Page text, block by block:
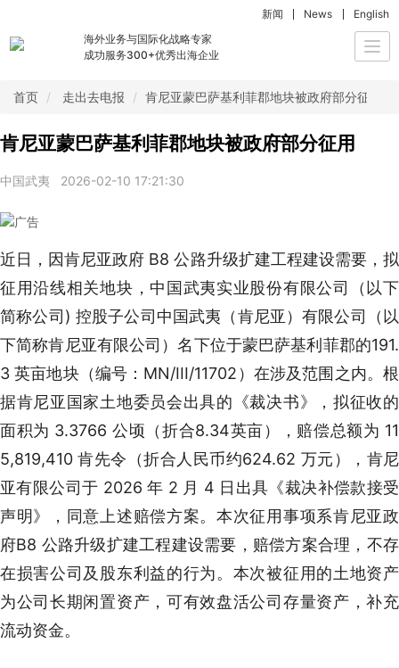
海外业务与国际化战略专家
成功服务300+优秀出海企业
新闻 News English
首页 走出去电报 肯尼亚蒙巴萨基利菲郡地块被政府部分征用
肯尼亚蒙巴萨基利菲郡地块被政府部分征用
中国武夷 2026-02-10 17:21:30
近日，因肯尼亚政府 B8 公路升级扩建工程建设需要，拟
征用沿线相关地块，中国武夷实业股份有限公司（以下
简称公司) 控股子公司中国武夷（肯尼亚）有限公司（以
下简称肯尼亚有限公司）名下位于蒙巴萨基利菲郡的191.
3 英亩地块（编号：MN/III/11702）在涉及范围之内。根
据肯尼亚国家土地委员会出具的《裁决书》，拟征收的
面积为 3.3766 公顷（折合8.34英亩），赔偿总额为 11
5,819,410 肯先令（折合人民币约624.62 万元），肯尼
亚有限公司于 2026 年 2 月 4 日出具《裁决补偿款接受
声明》，同意上述赔偿方案。本次征用事项系肯尼亚政
府B8 公路升级扩建工程建设需要，赔偿方案合理，不存
在损害公司及股东利益的行为。本次被征用的土地资产
为公司长期闲置资产，可有效盘活公司存量资产，补充
流动资金。